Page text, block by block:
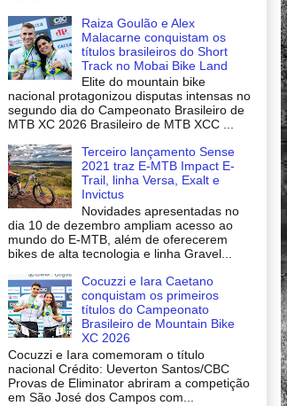
Raiza Goulão e Alex
Malacarne conquistam os
títulos brasileiros do Short
Track no Mobai Bike Land
Elite do mountain bike
nacional protagonizou disputas intensas no
segundo dia do Campeonato Brasileiro de
MTB XC 2026 Brasileiro de MTB XCC ...
Terceiro lançamento Sense
2021 traz E-MTB Impact E-
Trail, linha Versa, Exalt e
Invictus
Novidades apresentadas no
dia 10 de dezembro ampliam acesso ao
mundo do E-MTB, além de oferecerem
bikes de alta tecnologia e linha Gravel...
Cocuzzi e Iara Caetano
conquistam os primeiros
títulos do Campeonato
Brasileiro de Mountain Bike
XC 2026
Cocuzzi e Iara comemoram o título
nacional Crédito: Ueverton Santos/CBC
Provas de Eliminator abriram a competição
em São José dos Campos com...